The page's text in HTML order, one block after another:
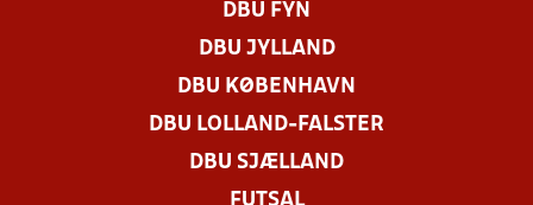
DBU FYN
DBU JYLLAND
DBU KØBENHAVN
DBU LOLLAND-FALSTER
DBU SJÆLLAND